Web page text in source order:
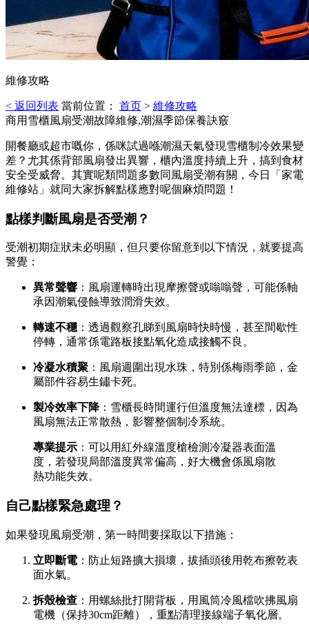
維修攻略
< 返回列表 當前位置： 首页 > 維修攻略
商用雪櫃風扇受潮故障維修,潮濕季節保養訣竅
開餐廳或超市嘅你，係咪試過喺潮濕天氣發現雪櫃制冷效果變
差？尤其係背部風扇發出異響，櫃內溫度持續上升，搞到食材
安全受威脅。其實呢類問題多數同風扇受潮有關，今日「家電
維修站」就同大家拆解點樣應對呢個麻煩問題！
點樣判斷風扇是否受潮？
受潮初期症狀未必明顯，但只要你留意到以下情況，就要提高
警覺：
異常聲響 ：風扇運轉時出現摩擦聲或嗡嗡聲，可能係軸
承因潮氣侵蝕導致潤滑失效。
轉速不穩 ：透過觀察孔睇到風扇時快時慢，甚至間歇性
停轉，通常係電路板接點氧化造成接觸不良。
冷凝水積聚 ：風扇週圍出現水珠，特別係梅雨季節，金
屬部件容易生鏽卡死。
製冷效率下降：雪櫃長時間運行但溫度無法達標，因為
風扇無法正常散熱，影響整個制冷系統。
專業提示 ：可以用紅外線溫度槍檢測冷凝器表面溫
度，若發現局部溫度異常偏高，好大機會係風扇散
熱功能失效。
自己點樣緊急處理？
如果發現風扇受潮，第一時間要採取以下措施：
立即斷電：防止短路擴大損壞，拔插頭後用乾布擦乾表
面水氣。
拆殼檢查 ：用螺絲批打開背板，用風筒冷風檔吹拂風扇
電機（保持30cm距離），重點清理接線端子氧化層。